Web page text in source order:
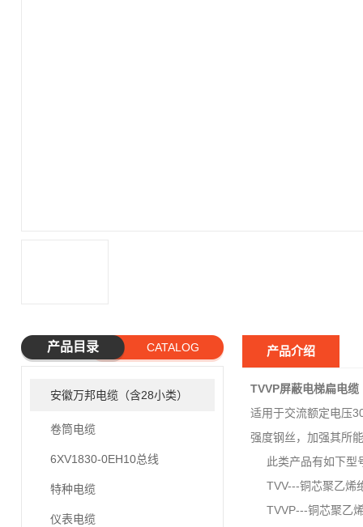
产品目录 CATALOG
安徽万邦电缆（含28小类）
卷筒电缆
6XV1830-0EH10总线
特种电缆
仪表电缆
产品介绍
TVVP屏蔽电梯扁电缆
适用于交流额定电压
强度钢丝，加强其所
此类产品有如下型
TVV---铜芯聚乙烯
TVVP---铜芯聚乙烯